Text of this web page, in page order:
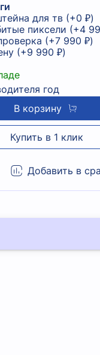
Добавить в
для тв (+0 ₽)
пиксели (+4
(+7 990 ₽)
(+9 990 ₽)
год
В корзину
Купить в 1 клик